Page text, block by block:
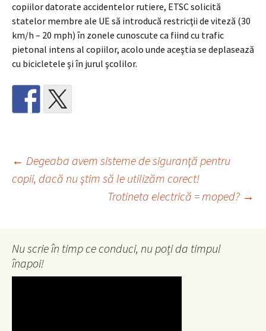
copiilor datorate accidentelor rutiere, ETSC solicită
statelor membre ale UE să introducă restricţii de viteză (30
km/h – 20 mph) în zonele cunoscute ca fiind cu trafic
pietonal intens al copiilor, acolo unde aceştia se deplasează
cu bicicletele şi în jurul şcolilor.
Navigare
articole
← Degeaba avem sisteme de siguranţă pentru
copii, dacă nu ştim să le utilizăm corect!
Trotineta electrică = moped? →
Nu scrie în timp ce conduci, nu poți da timpul
înapoi!